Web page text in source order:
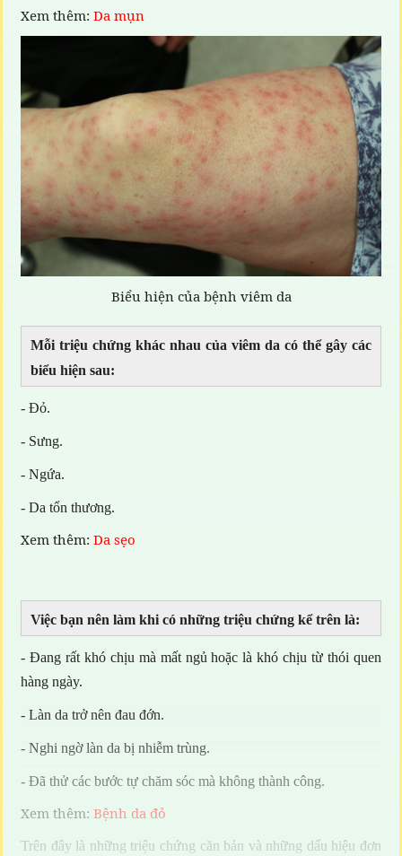
Xem thêm: Da mụn
Biểu hiện của bệnh viêm da
Mỗi triệu chứng khác nhau của viêm da có thể gây các
biểu hiện sau:
- Đỏ.
- Sưng.
- Ngứa.
- Da tổn thương.
Xem thêm: Da sẹo
Việc bạn nên làm khi có những triệu chứng kể trên là:
- Đang rất khó chịu mà mất ngủ hoặc là khó chịu từ thói quen
hàng ngày.
- Làn da trở nên đau đớn.
- Nghi ngờ làn da bị nhiễm trùng.
- Đã thử các bước tự chăm sóc mà không thành công.
Xem thêm: Bệnh da đỏ
Trên đây là những triệu chứng căn bản và những dấu hiệu đơn